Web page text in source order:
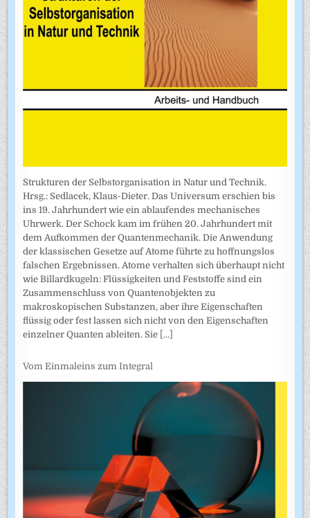
Strukturen der Selbstorganisation in Natur und Technik.
Hrsg.: Sedlacek, Klaus-Dieter. Das Universum erschien bis
ins 19. Jahrhundert wie ein ablaufendes mechanisches
Uhrwerk. Der Schock kam im frühen 20. Jahrhundert mit
dem Aufkommen der Quantenmechanik. Die Anwendung
der klassischen Gesetze auf Atome führte zu hoffnungslos
falschen Ergebnissen. Atome verhalten sich überhaupt nicht
wie Billardkugeln: Flüssigkeiten und Feststoffe sind ein
Zusammenschluss von Quantenobjekten zu
makroskopischen Substanzen, aber ihre Eigenschaften
flüssig oder fest lassen sich nicht von den Eigenschaften
einzelner Quanten ableiten. Sie [...]
Vom Einmaleins zum Integral